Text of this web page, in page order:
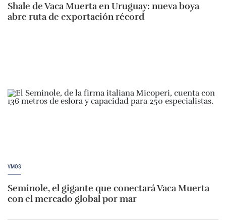
Shale de Vaca Muerta en Uruguay: nueva boya
abre ruta de exportación récord
VMOS
Seminole, el gigante que conectará Vaca Muerta
con el mercado global por mar